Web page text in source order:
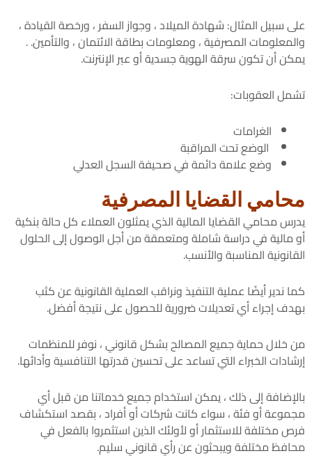
على سبيل المثال: شهادة الميلاد ، وجواز السفر ، ورخصة القيادة ،
والمعلومات المصرفية ، ومعلومات بطاقة الائتمان ، والتأمين. .
يمكن أن تكون سرقة الهوية جسدية أو عبر الإنترنت.
تشمل العقوبات:
الغرامات
الوضع تحت المراقبة
وضع علامة دائمة في صحيفة السجل العدلي
محامي القضايا المصرفية
يدرس محامي القضايا المالية الذي يمثلون العملاء كل حالة بنكية
أو مالية في دراسة شاملة ومتعمقة من أجل الوصول إلى الحلول
القانونية المناسبة والأنسب.
كما ندير أيضًا عملية التنفيذ ونراقب العملية القانونية عن كثب
بهدف إجراء أي تعديلات ضرورية للحصول على نتيجة أفضل.
من خلال حماية جميع المصالح بشكل قانوني ، نوفر للمنظمات
إرشادات الخبراء التي تساعد على تحسين قدرتها التنافسية وأدائها.
بالإضافة إلى ذلك ، يمكن استخدام جميع خدماتنا من قبل أي
مجموعة أو فئة ، سواء كانت شركات أو أفراد ، بقصد استكشاف
فرص مختلفة للاستثمار أو لأولئك الذين استثمروا بالفعل في
محافظ مختلفة ويبحثون عن رأي قانوني سليم.